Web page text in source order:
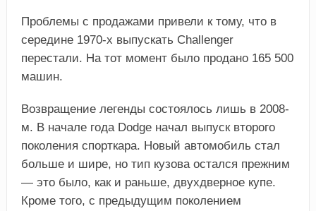
Проблемы с продажами привели к тому, что в
середине 1970-х выпускать Challenger
перестали. На тот момент было продано 165 500
машин.
Возвращение легенды состоялось лишь в 2008-
м. В начале года Dodge начал выпуск второго
поколения спорткара. Новый автомобиль стал
больше и шире, но тип кузова остался прежним
— это было, как и раньше, двухдверное купе.
Кроме того, с предыдущим поколением